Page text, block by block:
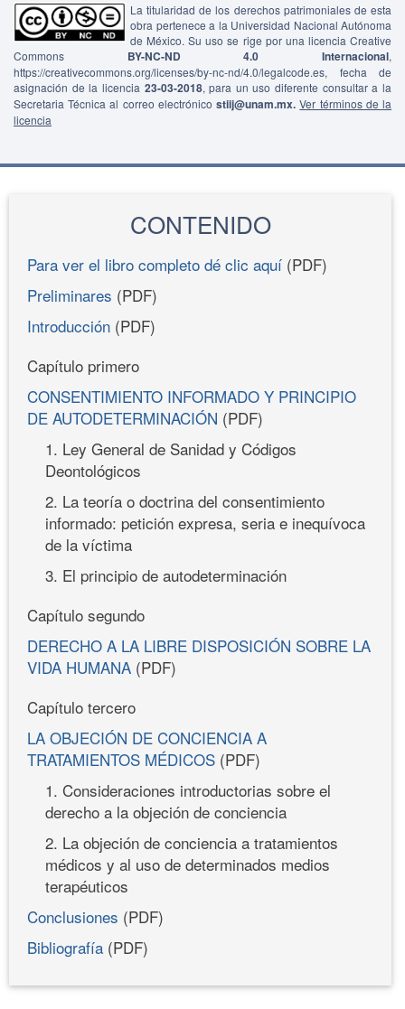
La titularidad de los derechos patrimoniales de esta
obra pertenece a la Universidad Nacional Autónoma
de México. Su uso se rige por una licencia Creative
Commons BY-NC-ND 4.0 Internacional,
https://creativecommons.org/licenses/by-nc-nd/4.0/legalcode.es, fecha de
asignación de la licencia 23-03-2018, para un uso diferente consultar a la
Secretaria Técnica al correo electrónicostiij@unam.mx. Ver términos de la
licencia
CONTENIDO
Para ver el libro completo dé clic aquí (PDF)
Preliminares (PDF)
Introducción (PDF)
Capítulo primero
CONSENTIMIENTO INFORMADO Y PRINCIPIO
DE AUTODETERMINACIÓN (PDF)
1. Ley General de Sanidad y Códigos
Deontológicos
2. La teoría o doctrina del consentimiento
informado: petición expresa, seria e inequívoca
de la víctima
3. El principio de autodeterminación
Capítulo segundo
DERECHO A LA LIBRE DISPOSICIÓN SOBRE LA
VIDA HUMANA (PDF)
Capítulo tercero
LA OBJECIÓN DE CONCIENCIA A
TRATAMIENTOS MÉDICOS (PDF)
1. Consideraciones introductorias sobre el
derecho a la objeción de conciencia
2. La objeción de conciencia a tratamientos
médicos y al uso de determinados medios
terapéuticos
Conclusiones (PDF)
Bibliografía (PDF)